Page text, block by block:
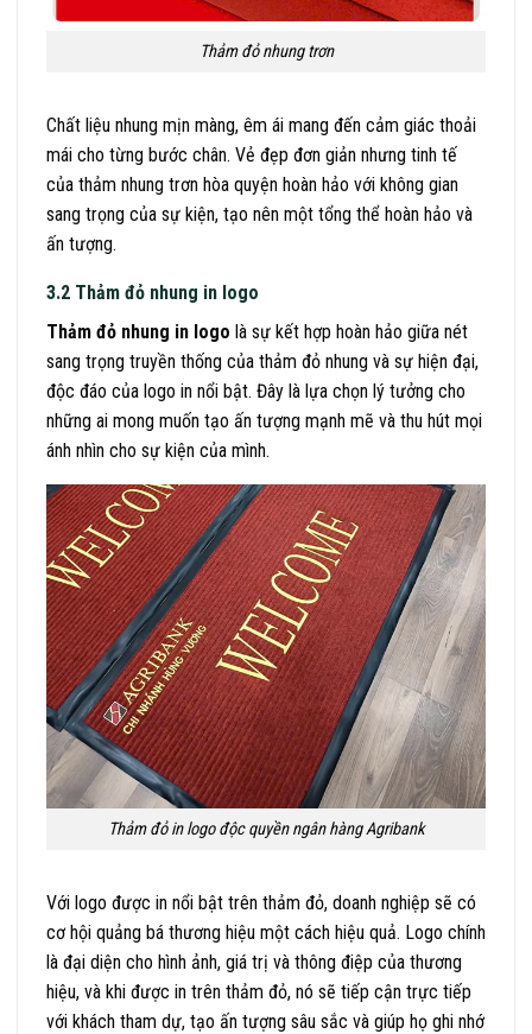
Thảm đỏ nhung trơn
Chất liệu nhung mịn màng, êm ái mang đến cảm giác thoải
mái cho từng bước chân. Vẻ đẹp đơn giản nhưng tinh tế
của thảm nhung trơn hòa quyện hoàn hảo với không gian
sang trọng của sự kiện, tạo nên một tổng thể hoàn hảo và
ấn tượng.
3.2 Thảm đỏ nhung in logo
Thảm đỏ nhung in logo là sự kết hợp hoàn hảo giữa nét
sang trọng truyền thống của thảm đỏ nhung và sự hiện đại,
độc đáo của logo in nổi bật. Đây là lựa chọn lý tưởng cho
những ai mong muốn tạo ấn tượng mạnh mẽ và thu hút mọi
ánh nhìn cho sự kiện của mình.
Thảm đỏ in logo độc quyền ngân hàng Agribank
Với logo được in nổi bật trên thảm đỏ, doanh nghiệp sẽ có
cơ hội quảng bá thương hiệu một cách hiệu quả. Logo chính
là đại diện cho hình ảnh, giá trị và thông điệp của thương
hiệu, và khi được in trên thảm đỏ, nó sẽ tiếp cận trực tiếp
với khách tham dự, tạo ấn tượng sâu sắc và giúp họ ghi nhớ